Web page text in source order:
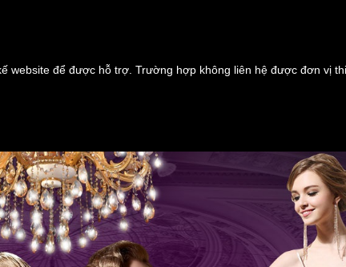
để được hỗ trợ. Trường hợp không liên hệ được đơn vị